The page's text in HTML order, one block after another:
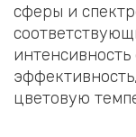
сферы и
интенсивность
цветовую